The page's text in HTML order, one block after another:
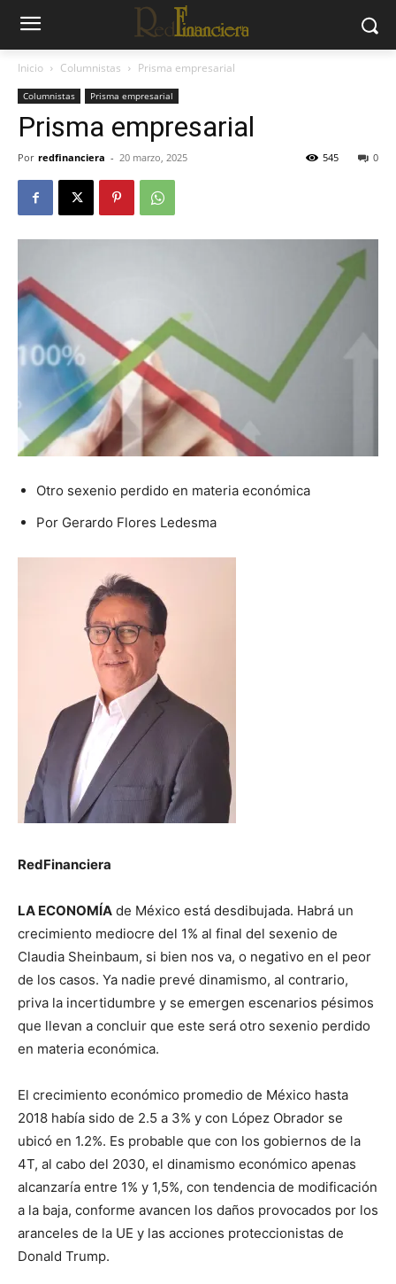
Inicio Columnistas Prisma empresarial
Columnistas Prisma empresarial
Prisma empresarial
Por redfinanciera - 20 marzo, 2025 0
545
Otro sexenio perdido en materia económica
Por Gerardo Flores Ledesma
RedFinanciera
LA ECONOMÍA de México está desdibujada. Habrá un
crecimiento mediocre del 1% al final del sexenio de
Claudia Sheinbaum, si bien nos va, o negativo en el peor
de los casos. Ya nadie prevé dinamismo, al contrario,
priva la incertidumbre y se emergen escenarios pésimos
que llevan a concluir que este será otro sexenio perdido
en materia económica.
El crecimiento económico promedio de México hasta
2018 había sido de 2.5 a 3% y con López Obrador se
ubicó en 1.2%. Es probable que con los gobiernos de la
4T, al cabo del 2030, el dinamismo económico apenas
alcanzaría entre 1% y 1,5%, con tendencia de modificación
a la baja, conforme avancen los daños provocados por los
aranceles de la UE y las acciones proteccionistas de
Donald Trump.